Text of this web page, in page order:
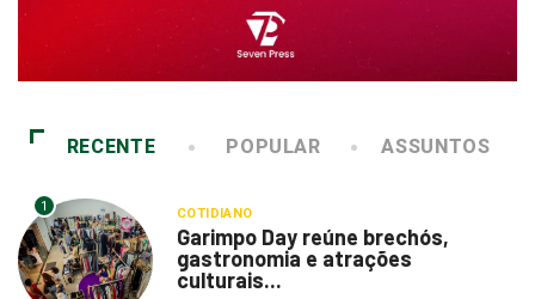
RECENTE POPULAR ASSUNTOS
1 COTIDIANO
Garimpo Day reúne brechós,
gastronomia e atrações
culturais...